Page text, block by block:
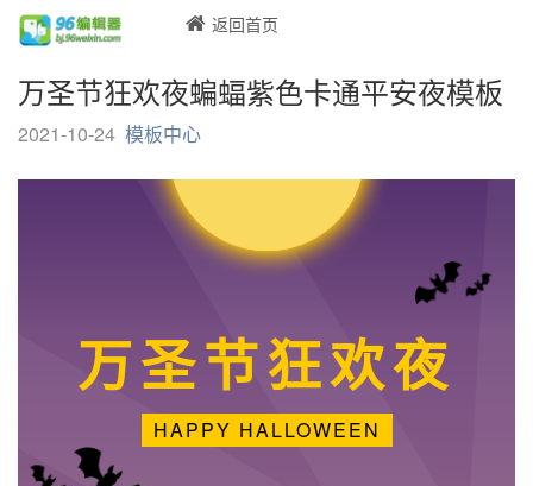
返回首页
万圣节狂欢夜蝙蝠紫色卡通平安夜模板
2021-10-24 模板中心
万圣节狂欢夜
HAPPY HALLOWEEN